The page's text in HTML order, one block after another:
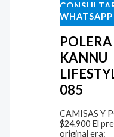
WHATSAPP
POLERA
KANNU
085
CAMISAS Y
$24.900 El
original era: